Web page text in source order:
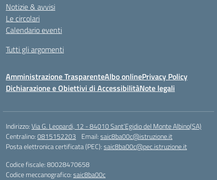
Notizie & avvisi
Le circolari
Calendario eventi
Tutti gli argomenti
Amministrazione TrasparenteAlbo onlinePrivacy Policy
Dichiarazione e Obiettivi di AccessibilitàNote legali
Indirizzo:Via G. Leopardi, 12 - 84010 Sant’Egidio del Monte Albino(SA)
Centralino:0815152203 Email:saic8ba00c@istruzione.it
Posta elettronica certificata (PEC):saic8ba00c@pec.istruzione.it
Codice fiscale: 80028470658
Codice meccanografico:saic8ba00c